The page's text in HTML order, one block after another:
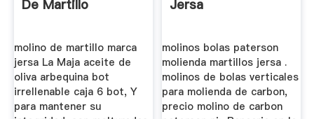
De Martillo
molino de martillo marca
jersa La Maja aceite de
oliva arbequina bot
irrellenable caja 6 bot, Y
para mantener su
Jersa
molinos bolas paterson
molienda martillos jersa .
molinos de bolas verticales
para molienda de carbon,
precio molino de carbon